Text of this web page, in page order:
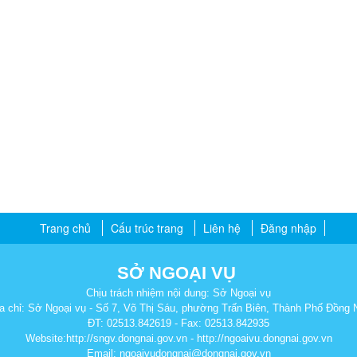
Trang chủ Cấu trúc trang Liên hệ Đăng nhập
SỞ NGOẠI VỤ
Chịu trách nhiệm nội dung: Sở Ngoại vụ
chỉ: Sở Ngoại vụ - Số 7, Võ Thị Sáu, phường Trấn Biên, Thành Phố Đồng
ĐT: 02513.842619 - Fax: 02513.842935
Website:http://sngv.dongnai.gov.vn - http://ngoaivu.dongnai.gov.vn
Email: ngoaivudongnai@dongnai.gov.vn